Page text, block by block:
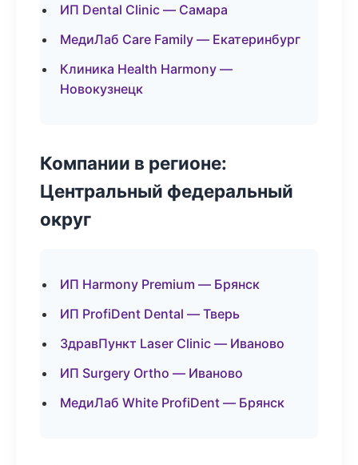
ИП Dental Clinic — Самара
МедиЛаб Care Family — Екатеринбург
Клиника Health Harmony —
Новокузнецк
Компании в регионе:
Центральный федеральный
округ
ИП Harmony Premium — Брянск
ИП ProfiDent Dental — Тверь
ЗдравПункт Laser Clinic — Иваново
ИП Surgery Ortho — Иваново
МедиЛаб White ProfiDent — Брянск